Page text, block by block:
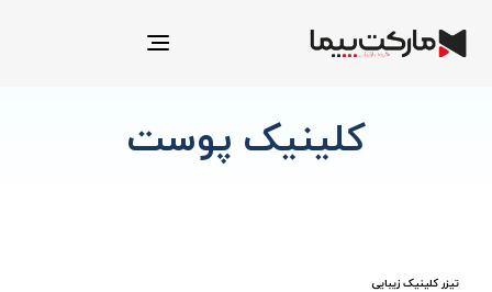
Toggle
کلینیک پوست
تیزر کلینیک زیبایی